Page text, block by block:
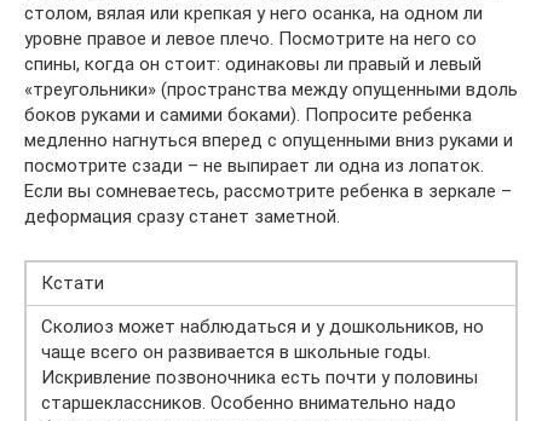
столом, вялая или крепкая у него осанка, на одном ли
уровне правое и левое плечо. Посмотрите на него со
спины, когда он стоит: одинаковы ли правый и левый
«треугольники» (пространства между опущенными вдоль
боков руками и самими боками). Попросите ребенка
медленно нагнуться вперед с опущенными вниз руками и
посмотрите сзади – не выпирает ли одна из лопаток.
Если вы сомневаетесь, рассмотрите ребенка в зеркале –
деформация сразу станет заметной.
Кстати
Сколиоз может наблюдаться и у дошкольников, но
чаще всего он развивается в школьные годы.
Искривление позвоночника есть почти у половины
старшеклассников. Особенно внимательно надо